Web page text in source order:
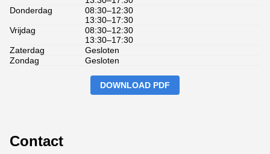
Donderdag
08:30–12:30
13:30–17:30
Vrijdag
08:30–12:30
13:30–17:30
Zaterdag
Gesloten
Zondag
Gesloten
DOWNLOAD PDF
Contact